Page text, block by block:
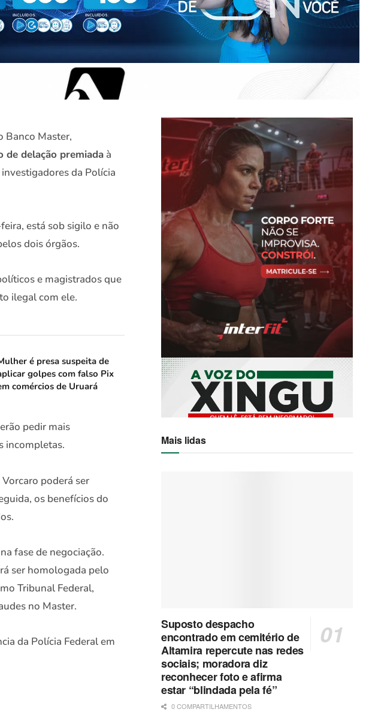
Banco Master,
de delação premiada à
da Polícia
está sob sigilo e não
dois órgãos.
e magistrados que
ilegal com ele.
é presa suspeita de
golpes com falso Pix
comércios de Uruará
pedir mais
incompletas.
poderá ser
os benefícios do
fase de negociação.
ser homologada pelo
Tribunal Federal,
no Master.
da Polícia Federal em
Mais lidas
Suposto despacho
encontrado em cemitério de
Altamira repercute nas redes
sociais; moradora diz
reconhecer foto e afirma
estar “blindada pela fé”
0 COMPARTILHAMENTOS